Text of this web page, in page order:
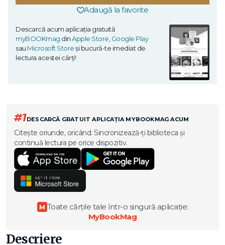
Adaugă la favorite
Descarcă acum aplicația gratuită
myBOOKmag dinApple Store,Google Play
sau Microsoft Storeși bucură-te imediat de
lectura acestei cărți!
#1DESCARCĂ GRATUIT APLICAȚIA MYBOOKMAG ACUM
Citește oriunde, oricând. Sincronizează-ți biblioteca și
continuă lectura pe orice dispozitiv.
M Toate cărțile tale într-o singură aplicație:
MyBookMag
Descriere